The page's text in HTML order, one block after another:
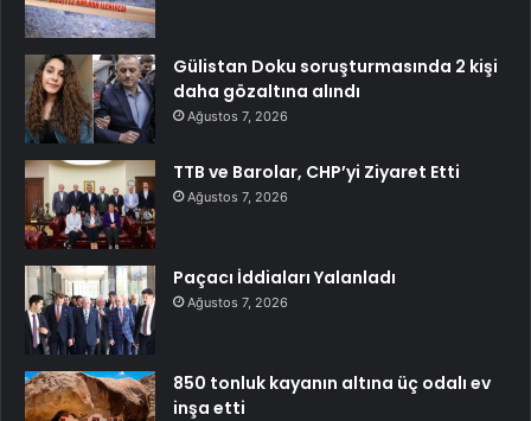
Gülistan Doku soruşturmasında 2 kişi
daha gözaltına alındı
Ağustos 7, 2026
TTB ve Barolar, CHP’yi Ziyaret Etti
Ağustos 7, 2026
Paçacı İddiaları Yalanladı
Ağustos 7, 2026
850 tonluk kayanın altına üç odalı ev
inşa etti